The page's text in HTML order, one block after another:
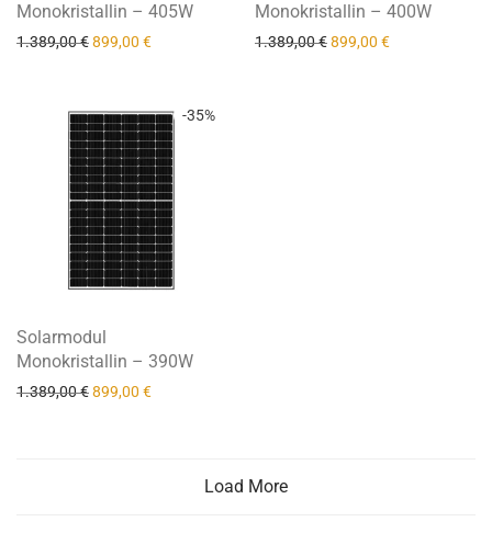
Monokristallin – 405W
1.389,00€Ursprünglicher Preis war: 1.389,00 €
899,00 €Aktueller Preis ist: 899,00 €.
Monokristallin – 400W
1.389,00€Ursprünglicher Preis
899,00 €Aktueller Preis
-35%
Solarmodul
Monokristallin – 390W
1.389,00€Ursprünglicher Preis war: 1.389,00 €
899,00 €Aktueller Preis ist: 899,00 €.
Load More